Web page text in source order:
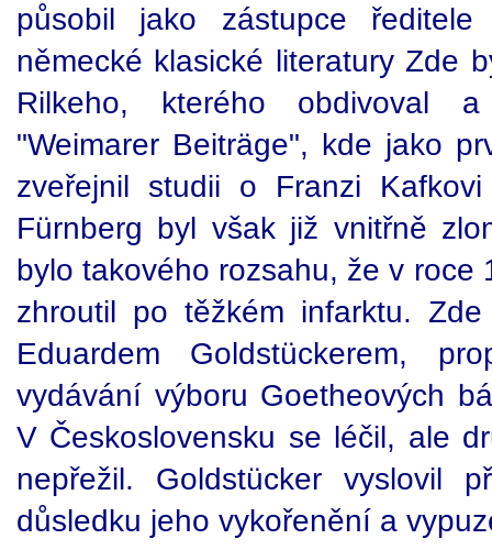
působil jako zástupce
německé klasické literatury Zde
Rilkeho, kterého obdivoval
"Weimarer Beiträge", kde jako
zveřejnil studii o Franzi
Fürnberg byl však již vnitřně
bylo takového rozsahu, že v roce
zhroutil po těžkém infarktu.
Eduardem Goldstückerem,
vydávání výboru Goetheových
V Československu se léčil, ale
nepřežil. Goldstücker vyslovil
důsledku jeho vykořenění a